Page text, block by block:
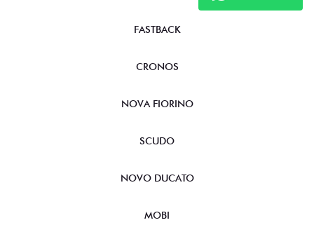
FASTBACK
CRONOS
NOVA FIORINO
SCUDO
NOVO DUCATO
MOBI